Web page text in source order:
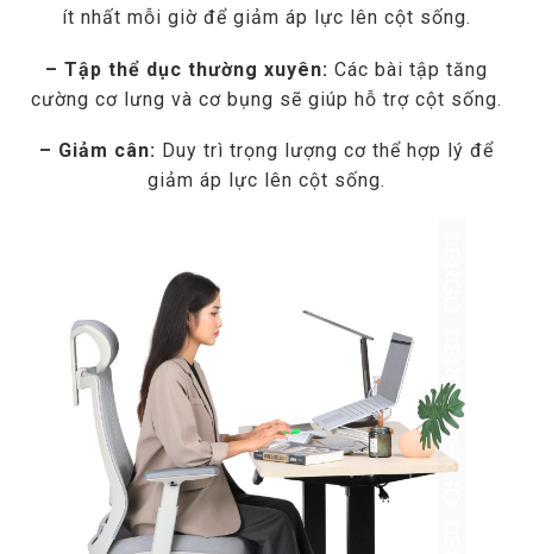
ít nhất mỗi giờ để giảm áp lực lên cột sống.
– Tập thể dục thường xuyên: Các bài tập tăng
cường cơ lưng và cơ bụng sẽ giúp hỗ trợ cột sống.
– Giảm cân: Duy trì trọng lượng cơ thể hợp lý để
giảm áp lực lên cột sống.